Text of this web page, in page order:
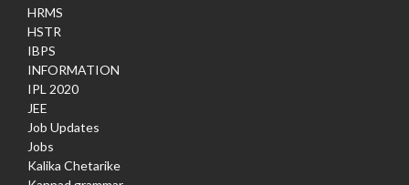
HRMS
HSTR
IBPS
INFORMATION
IPL 2020
JEE
Job Updates
Jobs
Kalika Chetarike